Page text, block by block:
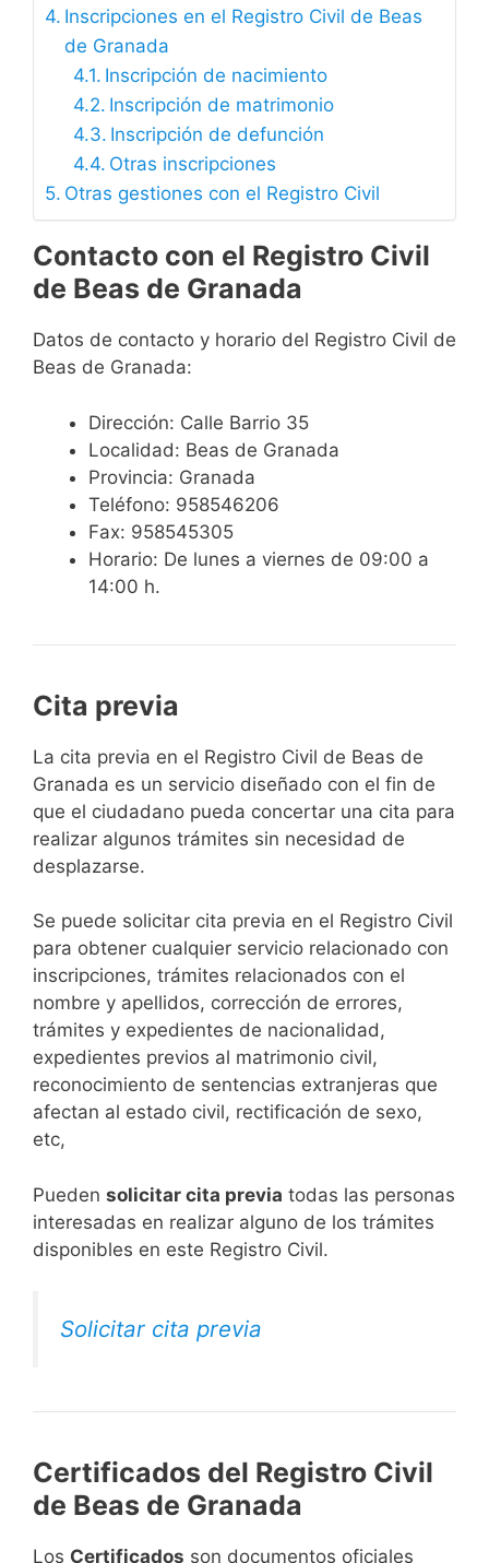
Inscripciones en el Registro Civil de Beas
de Granada
Inscripción de nacimiento
Inscripción de matrimonio
Inscripción de defunción
Otras inscripciones
Otras gestiones con el Registro Civil
Contacto con el Registro Civil
de Beas de Granada
Datos de contacto y horario del Registro Civil de
Beas de Granada:
Dirección: Calle Barrio 35
Localidad: Beas de Granada
Provincia: Granada
Teléfono: 958546206
Fax: 958545305
Horario: De lunes a viernes de 09:00 a
14:00 h.
Cita previa
​​​​​​​​​​​​​​​​​​​​​​​​​​​​La cita previa en el Registro Civil de Beas de
Granada es un servicio diseñado con el fin de
que el ciudadano pueda concertar una cita para
realizar algunos trámites sin necesidad de
desplazarse.​
Se puede solicitar cita previa en el Registro Civil
para obtener cualquier servicio relacionado con
inscripciones, trámites relacionados con el
nombre y apellidos, corrección de errores,
trámites y expedientes de nacionalidad,
expedientes previos al matrimonio civil,
reconocimiento de sentencias extranjeras que
afectan al estado civil, rectificación de sexo,
etc,
​Pueden solicitar cita previa todas las personas
interesadas en realizar alguno de los trámites
disponibles en este Registro Civil.​
Solicitar cita previa
Certificados del Registro Civil
de Beas de Granada
Los Certificados son documentos oficiales